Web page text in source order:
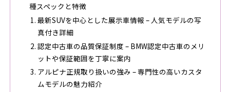
種スペックと特徴
最新SUVを中心とした展示車情報 – 人気モデルの写
真付き詳細
認定中古車の品質保証制度 – BMW認定中古車のメリ
ットや保証範囲を丁寧に案内
アルピナ正規取り扱いの強み – 専門性の高いカスタ
ムモデルの魅力紹介